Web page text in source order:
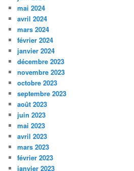
mai 2024
avril 2024
mars 2024
février 2024
janvier 2024
décembre 2023
novembre 2023
octobre 2023
septembre 2023
août 2023
juin 2023
mai 2023
avril 2023
mars 2023
février 2023
janvier 2023